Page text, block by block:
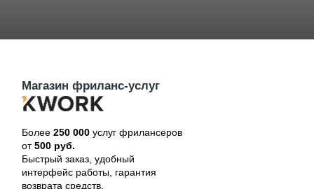
Магазин фриланс-услуг
Более 250 000услуг фрилансеров
от500 руб.
Быстрый заказ, удобный
интерфейс работы, гарантия
возврата средств.